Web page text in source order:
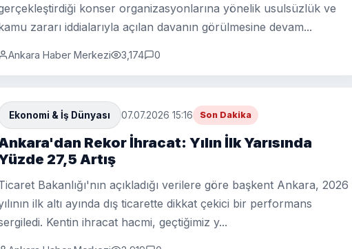
konser organizasyonlarına yönelik usulsüzlük ve
zararı iddialarıyla açılan davanın görülmesine devam...
Ankara Haber Merkezi 3,174 0
Ekonomi & İş Dünyası 07.07.2026 15:16 Son Dakika
Rekor İhracat: Yılın İlk Yarısında
27,5 Artış
Bakanlığı'nın açıkladığı verilere göre başkent Ankara, 2026
ilk altı ayında dış ticarette dikkat çekici bir performans
Kentin ihracat hacmi, geçtiğimiz y...